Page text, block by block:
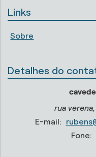
Links
Sobre
Detalhes do
rua
E-mail:
Fone: